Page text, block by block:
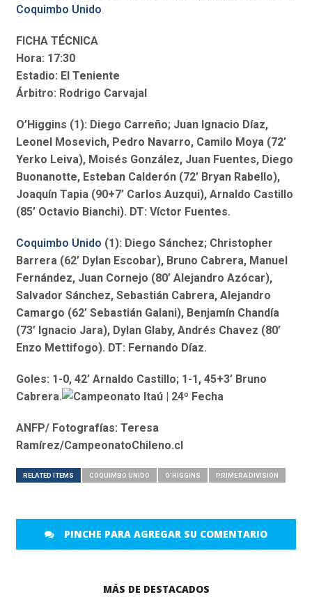
Coquimbo Unido.
FICHA TÉCNICA
Hora: 17:30
Estadio: El Teniente
Árbitro: Rodrigo Carvajal
O’Higgins (1): Diego Carreño; Juan Ignacio Díaz,
Leonel Mosevich, Pedro Navarro, Camilo Moya (72’
Yerko Leiva), Moisés González, Juan Fuentes, Diego
Buonanotte, Esteban Calderón (72’ Bryan Rabello),
Joaquín Tapia (90+7’ Carlos Auzqui), Arnaldo Castillo
(85’ Octavio Bianchi). DT: Víctor Fuentes.
Coquimbo Unido (1): Diego Sánchez; Christopher
Barrera (62’ Dylan Escobar), Bruno Cabrera, Manuel
Fernández, Juan Cornejo (80’ Alejandro Azócar),
Salvador Sánchez, Sebastián Cabrera, Alejandro
Camargo (62’ Sebastián Galani), Benjamín Chandía
(73’ Ignacio Jara), Dylan Glaby, Andrés Chavez (80’
Enzo Mettifogo). DT: Fernando Díaz.
Goles: 1-0, 42’ Arnaldo Castillo; 1-1, 45+3’ Bruno
Cabrera.
ANFP/ Fotografías: Teresa
Ramírez/CampeonatoChileno.cl
RELATED ITEMS COQUIMBO UNIDO O'HIGGINS PRIMERA DIVISIÓN
PINCHE PARA AGREGAR SU COMENTARIO
MÁS DE DESTACADOS